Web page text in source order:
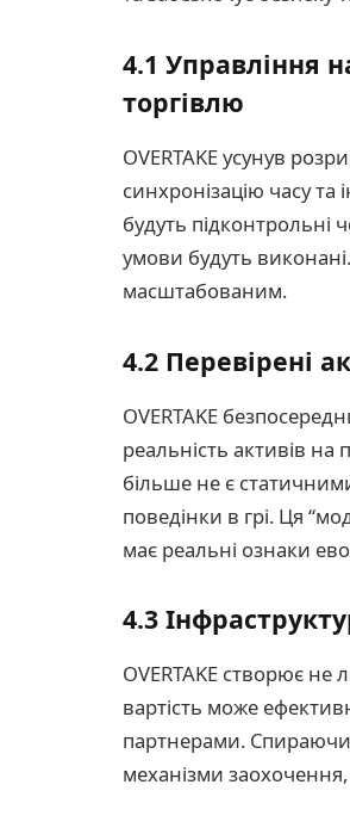
4.1 Управління
торгівлю
OVERTAKE усунув
синхронізацію часу
будуть підконтрольні
умови будуть
масштабованим.
4.2 Перевірені
OVERTAKE
реальність активів на
більше не є
поведінки в грі. Ця
має реальні ознаки
4.3
OVERTAKE створює не
вартість може
партнерами.
механізми